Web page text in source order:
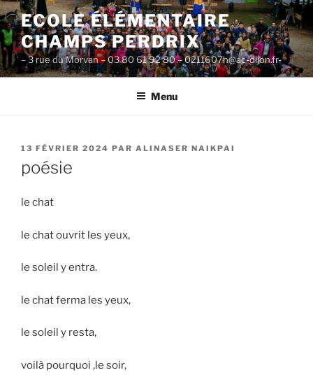
Aller
au
contenu
principal
ECOLE ÉLÉMENTAIRE
CHAMPS PERDRIX
– 3 rue du Morvan – 03 80 61 92 80 – 0211607h@ac-dijon.fr-
Menu
PUBLIÉ
13 FÉVRIER 2024 PAR ALINASER NAIKPAI
poésie
le chat
le chat ouvrit les yeux,
le soleil y entra.
le chat ferma les yeux,
le soleil y resta,
voilà pourquoi ,le soir,